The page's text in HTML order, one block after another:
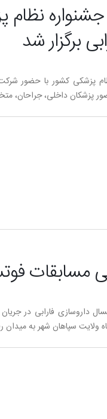
برگزار شد
پزشکی کشور با حضور
پزشکان داخلی، جراحان،
مسابقات
داروسازی فارابی در
ولایت سپاهان شهر به